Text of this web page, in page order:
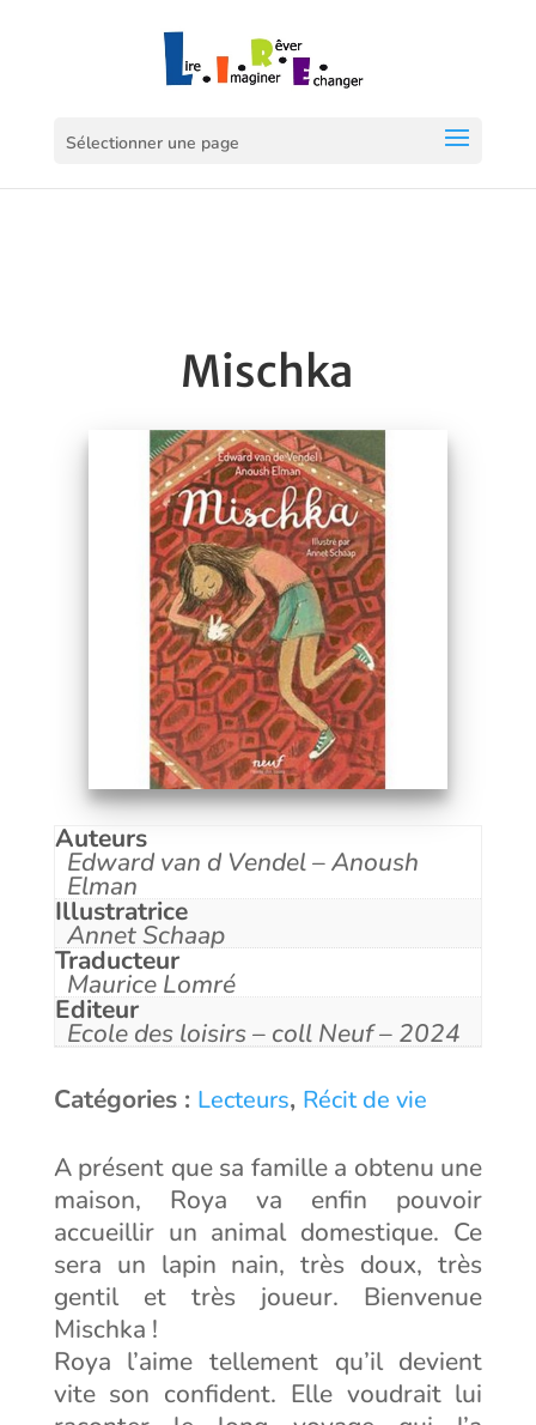
Sélectionner une page
Mischka
Auteurs
Edward van d Vendel – Anoush
Elman
Illustratrice
Annet Schaap
Traducteur
Maurice Lomré
Editeur
Ecole des loisirs – coll Neuf – 2024
Catégories : Lecteurs, Récit de vie
A présent que sa famille a obtenu une
maison, Roya va enfin pouvoir
accueillir un animal domestique. Ce
sera un lapin nain, très doux, très
gentil et très joueur. Bienvenue
Mischka !
Roya l’aime tellement qu’il devient
vite son confident. Elle voudrait lui